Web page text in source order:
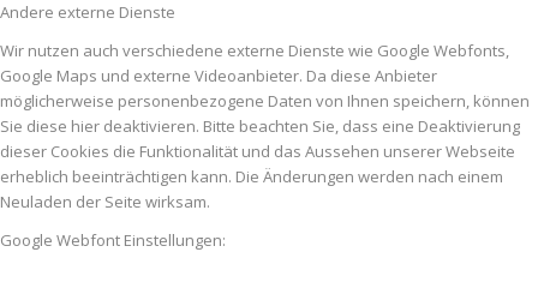
Andere externe Dienste
Wir nutzen auch verschiedene externe Dienste wie Google Webfonts,
Google Maps und externe Videoanbieter. Da diese Anbieter
möglicherweise personenbezogene Daten von Ihnen speichern, können
Sie diese hier deaktivieren. Bitte beachten Sie, dass eine Deaktivierung
dieser Cookies die Funktionalität und das Aussehen unserer Webseite
erheblich beeinträchtigen kann. Die Änderungen werden nach einem
Neuladen der Seite wirksam.
Google Webfont Einstellungen: